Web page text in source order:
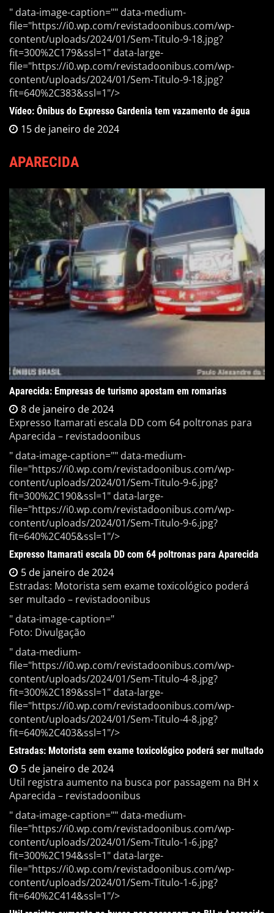
" data-image-caption="" data-medium-
file="https://i0.wp.com/revistadoonibus.com/wp-
content/uploads/2024/01/Sem-Titulo-9-18.jpg?
fit=300%2C179&ssl=1" data-large-
file="https://i0.wp.com/revistadoonibus.com/wp-
content/uploads/2024/01/Sem-Titulo-9-18.jpg?
fit=640%2C383&ssl=1"/>
Vídeo: Ônibus do Expresso Gardenia tem vazamento de água
15 de janeiro de 2024
APARECIDA
Aparecida: Empresas de turismo apostam em romarias
8 de janeiro de 2024
Expresso Itamarati escala DD com 64 poltronas para
Aparecida – revistadoonibus
" data-image-caption="" data-medium-
file="https://i0.wp.com/revistadoonibus.com/wp-
content/uploads/2024/01/Sem-Titulo-9-6.jpg?
fit=300%2C190&ssl=1" data-large-
file="https://i0.wp.com/revistadoonibus.com/wp-
content/uploads/2024/01/Sem-Titulo-9-6.jpg?
fit=640%2C405&ssl=1"/>
Expresso Itamarati escala DD com 64 poltronas para Aparecida
5 de janeiro de 2024
Estradas: Motorista sem exame toxicológico poderá
ser multado – revistadoonibus
" data-image-caption="
Foto: Divulgação
" data-medium-
file="https://i0.wp.com/revistadoonibus.com/wp-
content/uploads/2024/01/Sem-Titulo-4-8.jpg?
fit=300%2C189&ssl=1" data-large-
file="https://i0.wp.com/revistadoonibus.com/wp-
content/uploads/2024/01/Sem-Titulo-4-8.jpg?
fit=640%2C403&ssl=1"/>
Estradas: Motorista sem exame toxicológico poderá ser multado
5 de janeiro de 2024
Util registra aumento na busca por passagem na BH x
Aparecida – revistadoonibus
" data-image-caption="" data-medium-
file="https://i0.wp.com/revistadoonibus.com/wp-
content/uploads/2024/01/Sem-Titulo-1-6.jpg?
fit=300%2C194&ssl=1" data-large-
file="https://i0.wp.com/revistadoonibus.com/wp-
content/uploads/2024/01/Sem-Titulo-1-6.jpg?
fit=640%2C414&ssl=1"/>